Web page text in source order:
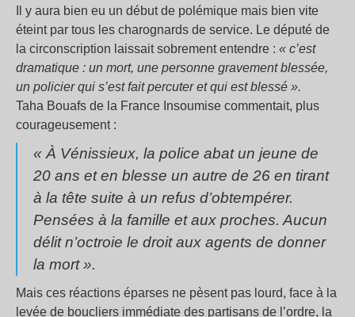
Il y aura bien eu un début de polémique mais bien vite
éteint par tous les charognards de service. Le député de
la circonscription laissait sobrement entendre : « c’est
dramatique : un mort, une personne gravement blessée,
un policier qui s’est fait percuter et qui est blessé ».
Taha Bouafs de la France Insoumise commentait, plus
courageusement :
« À Vénissieux, la police abat un jeune de
20 ans et en blesse un autre de 26 en tirant
à la tête suite à un refus d’obtempérer.
Pensées à la famille et aux proches. Aucun
délit n’octroie le droit aux agents de donner
la mort ».
Mais ces réactions éparses ne pèsent pas lourd, face à la
levée de boucliers immédiate des partisans de l’ordre, la